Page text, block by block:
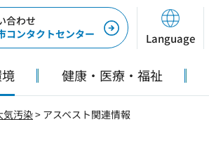
合わせ
コンタクトセンター
Language
健康・医療・福祉
気汚染> アスベスト関連情報